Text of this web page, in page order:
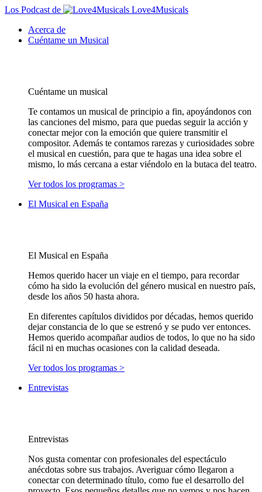
Los Podcast de
Love4Musicals
Acerca de
Cuéntame un Musical
Cuéntame un musical
Te contamos un musical de principio a fin, apoyándonos con
las canciones del mismo, para que puedas seguir la acción y
conectar mejor con la emoción que quiere transmitir el
compositor. Además te contamos rarezas y curiosidades sobre
el musical en cuestión, para que te hagas una idea sobre el
mismo, lo más cercana a estar viéndolo en la butaca del teatro.
Ver todos los programas >
El Musical en España
El Musical en España
Hemos querido hacer un viaje en el tiempo, para recordar
cómo ha sido la evolución del género musical en nuestro país,
desde los años 50 hasta ahora.
En diferentes capítulos divididos por décadas, hemos querido
dejar constancia de lo que se estrenó y se pudo ver entonces.
Hemos querido acompañar audios de todos, lo que no ha sido
fácil ni en muchas ocasiones con la calidad deseada.
Ver todos los programas >
Entrevistas
Entrevistas
Nos gusta comentar con profesionales del espectáculo
anécdotas sobre sus trabajos. Averiguar cómo llegaron a
conectar con determinado título, como fue el desarrollo del